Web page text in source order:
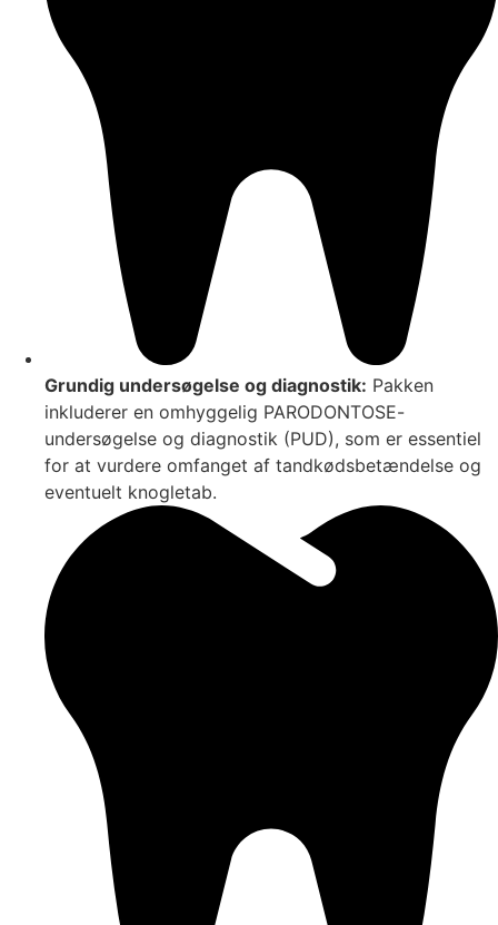
Grundig undersøgelse og diagnostik: Pakken
inkluderer en omhyggelig PARODONTOSE-
undersøgelse og diagnostik (PUD), som er essentiel
for at vurdere omfanget af tandkødsbetændelse og
eventuelt knogletab.